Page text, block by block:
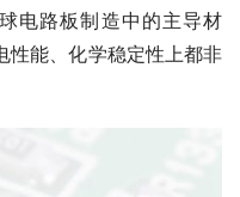
电路板制造中的主导材
性能、化学稳定性上都非